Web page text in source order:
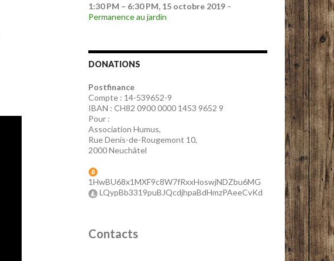
1:30 PM – 6:30 PM, 15 octobre 2019 –
Permanence au jardin
DONATIONS
Postfinance
Compte : 14-539652-9
IBAN : CH82 0900 0000 1453 9652 9
Pour :
Association Humus,
Rue Denis-de-Rougemont 10,
2000 Neuchâtel
1HwBU68x1MXF9c8W7fRxxHoswjNDZbu6MG
LQypBb3319puBJQcdjhpaBdHmzPAeeCvKd
Contacts